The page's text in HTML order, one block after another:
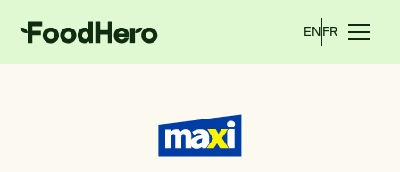
EN FR